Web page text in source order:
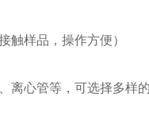
触样品，操作方便）
离心管等，可选择多样